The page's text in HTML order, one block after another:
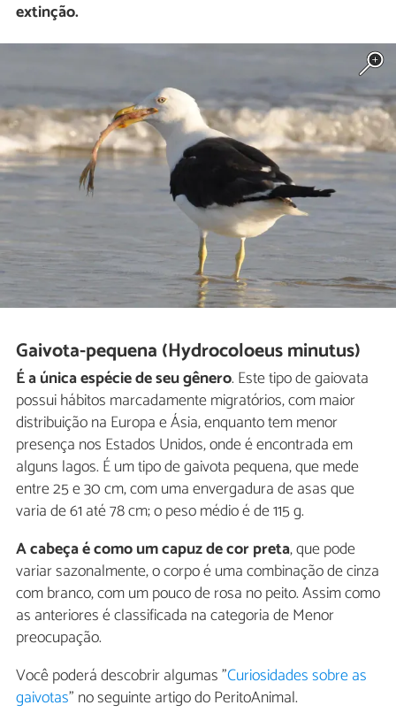
extinção.
Gaivota-pequena (Hydrocoloeus minutus)
É a única espécie de seu gênero. Este tipo de gaiovata
possui hábitos marcadamente migratórios, com maior
distribuição na Europa e Ásia, enquanto tem menor
presença nos Estados Unidos, onde é encontrada em
alguns lagos. É um tipo de gaivota pequena, que mede
entre 25 e 30 cm, com uma envergadura de asas que
varia de 61 até 78 cm; o peso médio é de 115 g.
A cabeça é como um capuz de cor preta, que pode
variar sazonalmente, o corpo é uma combinação de cinza
com branco, com um pouco de rosa no peito. Assim como
as anteriores é classificada na categoria de Menor
preocupação.
Você poderá descobrir algumas "Curiosidades sobre as
gaivotas" no seguinte artigo do PeritoAnimal.